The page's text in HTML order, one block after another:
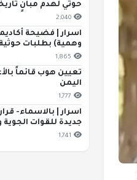
حوثي لهدم مبانٍ
2,040
اسرار | فضيحة
وهمية) بطلبات
1,865
تعيين هوب قائماً
اليمن
1,777
اسرار | بالاسماء-
جديدة للقوات
1,741